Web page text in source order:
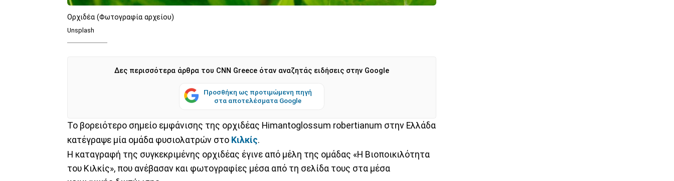
Ορχιδέα (Φωτογραφία αρχείου)
Unsplash
Δες περισσότερα άρθρα του CNN Greece όταν αναζητάς ειδήσεις στην Google
Προσθήκη ως προτιμώμενη πηγή
στα αποτελέσματα Google
Το βορειότερο σημείο εμφάνισης της ορχιδέας Himantoglossum robertianum στην Ελλάδα
κατέγραψε μία ομάδα φυσιολατρών στο Κιλκίς.
Η καταγραφή της συγκεκριμένης ορχιδέας έγινε από μέλη της ομάδας «Η Βιοποικιλότητα
του Κιλκίς», που ανέβασαν και φωτογραφίες μέσα από τη σελίδα τους στα μέσα